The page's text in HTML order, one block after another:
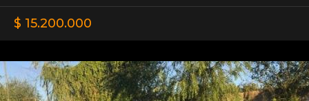
$ 15.200.000